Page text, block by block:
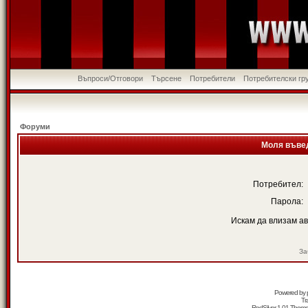
Въпроси/Отговори Търсене Потребители Потребителски
Форуми
Моля
Потребител:
Парола:
Искам да влизам
Powered by